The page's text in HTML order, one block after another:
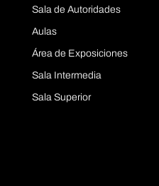
Sala de Autoridades
Aulas
Área de Exposiciones
Sala Intermedia
Sala Superior